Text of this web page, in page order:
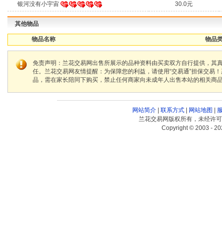
银河没有小宇宙
30.0元
其他物品
物品名称 物品
免责声明：兰花交易网出售所展示的品种资料由买卖双方自行提供，
任。兰花交易网友情提醒：为保障您的利益，请使用“交易通”担保交
品，需在家长陪同下购买，禁止任何商家向未成年人出售本站的相关商
网站简介| 联系方式| 网站地图
兰花交易网版权所有，未经许
Copyright © 2003 -